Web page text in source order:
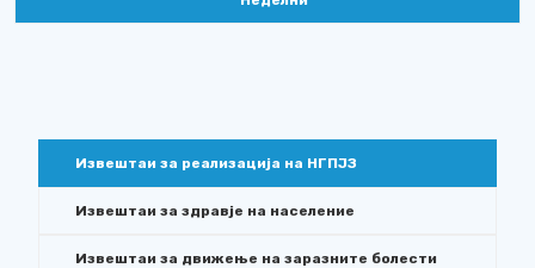
Извештаи за реализација на НГПЈЗ
Извештаи за здравје на население
Извештаи за движење на заразните болести